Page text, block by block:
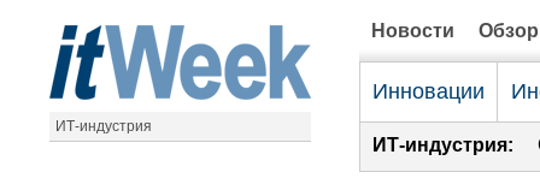
ИТ-индустрия
Новости
Инновации
ИТ-индустрия: